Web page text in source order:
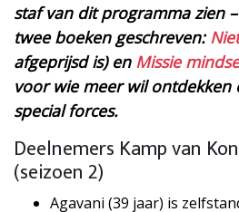
staf van dit programma zien
twee boeken geschreven:
afgeprijsd is) en Missie
voor wie meer wil ontdekken
special forces.
Deelnemers Kamp van
(seizoen 2)
Agavani (39 jaar) is